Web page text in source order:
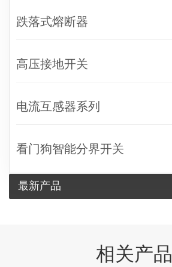
跌落式熔断器
高压接地开关
电流互感器系列
看门狗智能分界开关
最新产品
相关产品